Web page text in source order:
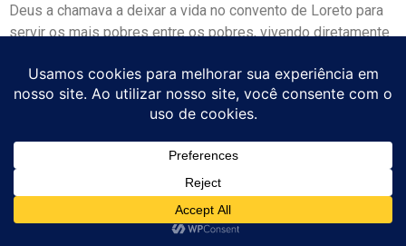
Deus a chamava a deixar a vida no convento de Loreto para
servir os mais pobres entre os pobres, vivendo diretamente
4. O que foram as Missionárias
da Caridade?
As Missionárias da Caridade é a congregação religiosa
fundada por Madre Teresa em 1950, dedicada a servir “os
mais pobres entre os pobres”: moribundos abandonados,
leprosos, órfãos, doentes terminais. Começou com doze